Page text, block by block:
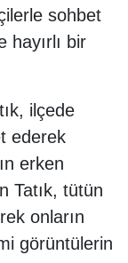
sohbet
hayırlı bir
ilçede
ederek
erken
Tatık, tütün
onların
görüntülerin